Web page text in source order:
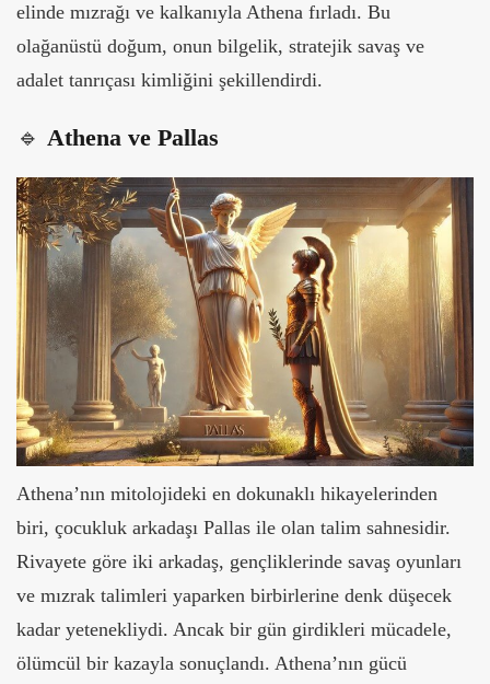
elinde mızrağı ve kalkanıyla Athena fırladı. Bu
olağanüstü doğum, onun bilgelik, stratejik savaş ve
adalet tanrıçası kimliğini şekillendirdi.
🔹 Athena ve Pallas
Athena’nın mitolojideki en dokunaklı hikayelerinden
biri, çocukluk arkadaşı Pallas ile olan talim sahnesidir.
Rivayete göre iki arkadaş, gençliklerinde savaş oyunları
ve mızrak talimleri yaparken birbirlerine denk düşecek
kadar yetenekliydi. Ancak bir gün girdikleri mücadele,
ölümcül bir kazayla sonuçlandı. Athena’nın gücü